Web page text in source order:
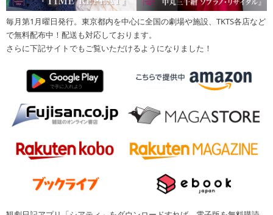
毎月第1月曜日発行。東京都内を中心に全国の劇場や施設、TKTS各店など
で無料配布中！配送も対応しております。
さらに下記サイトでもご覧いただけるようになりました！